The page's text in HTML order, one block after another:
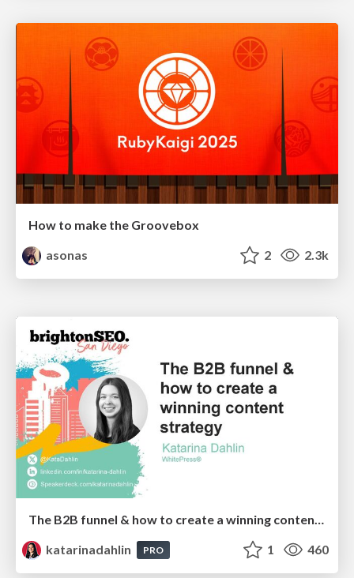
How to make the Groovebox
asonas
2 2.3k
katarinadahlin
PRO 1 460